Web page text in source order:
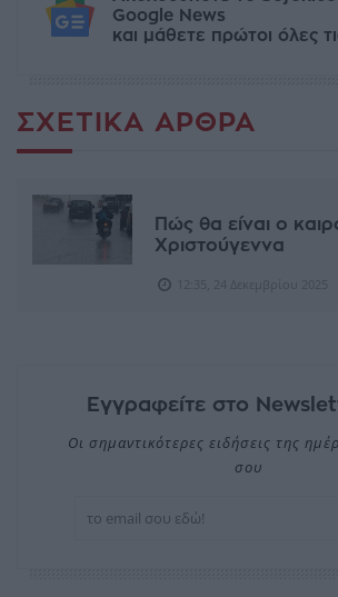
Google News
και μάθετε πρώτοι όλες
ΣΧΕΤΙΚΆ ΆΡΘΡΑ
Πώς θα είναι ο
Χριστούγεννα
Εγγραφείτε στο
Οι σημαντικότερες ειδήσεις της
σου